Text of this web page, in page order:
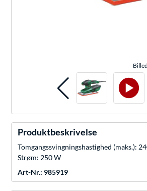
Produktbeskrivelse
Tomgangssvingningshastighed (maks.):
Strøm: 250 W
Art-Nr.: 985919